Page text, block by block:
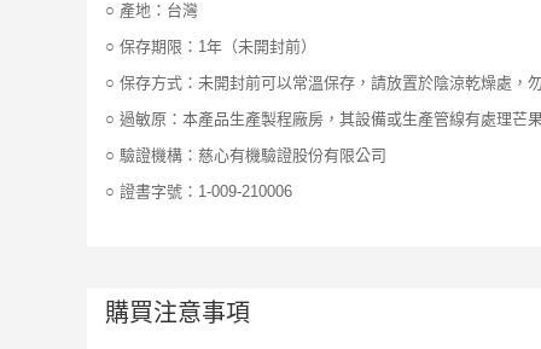
○ 產地：台灣
○ 保存期限：1年（未開封前）
○ 保存方式：未開封前可以常溫保存，請放置於陰涼乾燥處，
○ 過敏原：本產品生產製程廠房，其設備或生產管線有處理芒
○ 驗證機構：慈心有機驗證股份有限公司
○ 證書字號：1-009-210006
購買注意事項